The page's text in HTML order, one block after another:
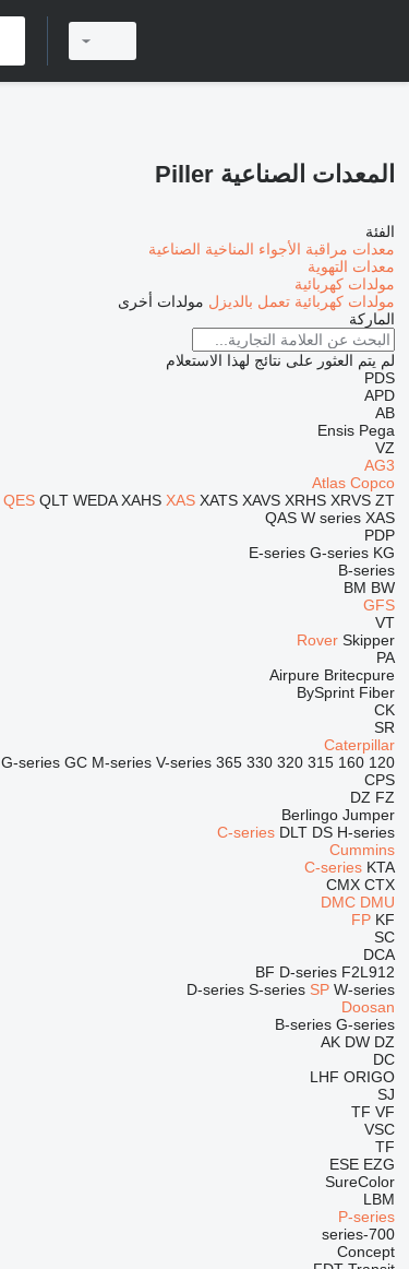
المعدات الصناعية Piller
الفئة
معدات مراقبة الأجواء المناخية الصناعية
معدات التهوية
مولدات كهربائية
مولدات كهربائية تعمل بالديزل مولدات أخرى
الماركة
لم يتم العثور على نتائج لهذا الاستعلام
PDS
APD
AB
Ensis Pega
VZ
AG3
Atlas Copco
QES QLT WEDA XAHS XAS XATS XAVS XRHS XRVS ZT
QAS W series XAS
PDP
E-series G-series KG
B-series
BM BW
GFS
VT
Rover Skipper
PA
Airpure Britecpure
BySprint Fiber
CK
SR
Caterpillar
120
160
315
320
330
365
G-series GC M-series V-series
CPS
DZ FZ
Berlingo Jumper
C-series DLT DS H-series
Cummins
C-series KTA
CMX CTX
DMC DMU
FP KF
SC
DCA
BF D-series F2L912
D-series S-series SP W-series
Doosan
B-series G-series
AK DW DZ
DC
LHF ORIGO
SJ
TF VF
VSC
TF
ESE EZG
SureColor
LBM
P-series
700-series
Concept